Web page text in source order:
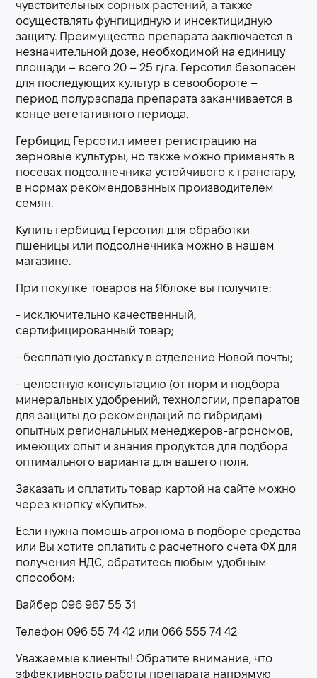
чувствительных сорных растений, а также
осуществлять фунгицидную и инсектицидную
защиту. Преимущество препарата заключается в
незначительной дозе, необходимой на единицу
площади – всего 20 – 25 г/га. Герсотил безопасен
для последующих культур в севообороте –
период полураспада препарата заканчивается в
конце вегетативного периода.
Гербицид Герсотил имеет регистрацию на
зерновые культуры, но также можно применять в
посевах подсолнечника устойчивого к гранстару,
в нормах рекомендованных производителем
семян.
Купить гербицид Герсотил для обработки
пшеницы или подсолнечника можно в нашем
магазине.
При покупке товаров на Яблоке вы получите:
- исключительно качественный,
сертифицированный товар;
- бесплатную доставку в отделение Новой почты;
- целостную консультацию (от норм и подбора
минеральных удобрений, технологии, препаратов
для защиты до рекомендаций по гибридам)
опытных региональных менеджеров-агрономов,
имеющих опыт и знания продуктов для подбора
оптимального варианта для вашего поля.
Заказать и оплатить товар картой на сайте можно
через кнопку «Купить».
Если нужна помощь агронома в подборе средства
или Вы хотите оплатить с расчетного счета ФХ для
получения НДС, обратитесь любым удобным
способом:
Вайбер 096 967 55 31
Телефон 096 55 74 42 или 066 555 74 42
Уважаемые клиенты! Обратите внимание, что
эффективность работы препарата напрямую